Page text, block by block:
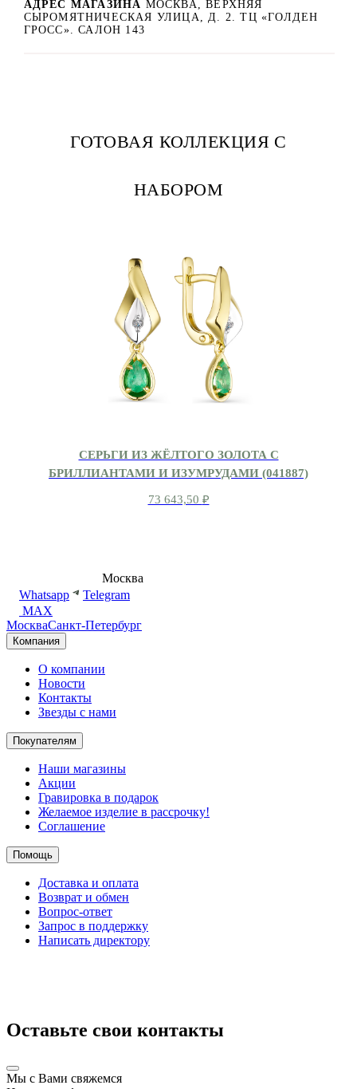
АДРЕС МАГАЗИНА МОСКВА, ВЕРХНЯЯ
СЫРОМЯТНИЧЕСКАЯ УЛИЦА, Д. 2. ТЦ «ГОЛДЕН
ГРОСС». САЛОН 143
ГОТОВАЯ КОЛЛЕКЦИЯ С
НАБОРОМ
СЕРЬГИ ИЗ ЖЁЛТОГО ЗОЛОТА С
БРИЛЛИАНТАМИ И ИЗУМРУДАМИ (041887)
73 643,50 ₽
Москва
Whatsapp
Telegram
MAX
МоскваСанкт-Петербург
Компания
О компании
Новости
Контакты
Звезды с нами
Покупателям
Наши магазины
Акции
Гравировка в подарок
Желаемое изделие в рассрочку!
Соглашение
Помощь
Доставка и оплата
Возврат и обмен
Вопрос-ответ
Запрос в поддержку
Написать директору
Оставьте свои контакты
Мы с Вами свяжемся